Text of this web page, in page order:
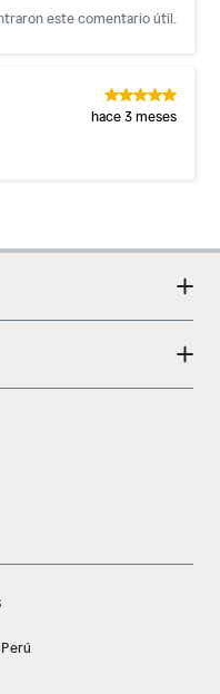
este comentario útil.
hace 3 meses